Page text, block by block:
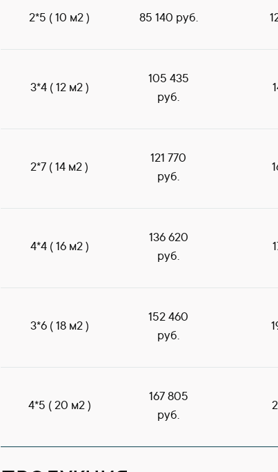
2*5 ( 10 м2 ) 85 140 руб.
3*4 ( 12 м2 )
105 435
руб.
2*7 ( 14 м2 )
121 770
руб.
4*4 ( 16 м2 )
136 620
руб.
3*6 ( 18 м2 )
152 460
руб.
4*5 ( 20 м2 )
167 805
руб.